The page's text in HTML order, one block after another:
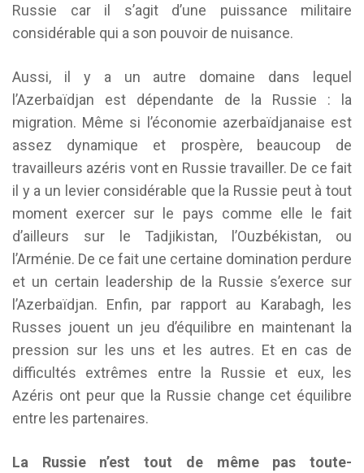
Russie car il s’agit d’une puissance militaire
considérable qui a son pouvoir de nuisance.
Aussi, il y a un autre domaine dans lequel
l’Azerbaïdjan est dépendante de la Russie : la
migration. Même si l’économie azerbaïdjanaise est
assez dynamique et prospère, beaucoup de
travailleurs azéris vont en Russie travailler. De ce fait
il y a un levier considérable que la Russie peut à tout
moment exercer sur le pays comme elle le fait
d’ailleurs sur le Tadjikistan, l’Ouzbékistan, ou
l’Arménie. De ce fait une certaine domination perdure
et un certain leadership de la Russie s’exerce sur
l’Azerbaïdjan. Enfin, par rapport au Karabagh, les
Russes jouent un jeu d’équilibre en maintenant la
pression sur les uns et les autres. Et en cas de
difficultés extrêmes entre la Russie et eux, les
Azéris ont peur que la Russie change cet équilibre
entre les partenaires.
La Russie n’est tout de même pas toute-